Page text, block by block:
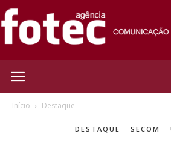
Início Destaque
DESTAQUE SECOM